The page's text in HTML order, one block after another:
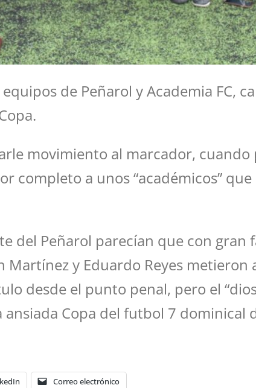
de Peñarol y Academia FC,
movimiento al marcador,
completo a unos “académicos”
del Peñarol parecían que con
y Eduardo Reyes metieron
desde el punto penal, pero el
Copa del futbol 7 dominical
Correo electrónico